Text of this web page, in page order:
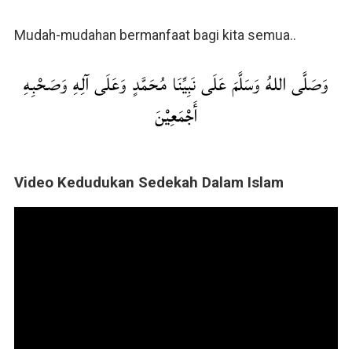
Mudah-mudahan bermanfaat bagi kita semua..
وَصَلَّى اللهُ وَسَلَّمَ عَلَى نَبِيِّنَا مُحَمَّدٍ وَعَلَى آلِهِ وَصَحْبِهِ
أَجْمَعِيْنَ
Video Kedudukan Sedekah Dalam Islam